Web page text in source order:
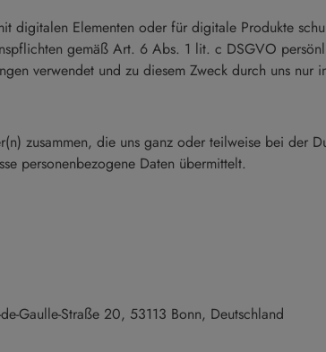
digitalen Elementen oder für digitale Produkte
gemäß Art. 6 Abs. 1 lit. c DSGVO
verwendet und zu diesem Zweck durch uns nur
zusammen, die uns ganz oder teilweise bei der
personenbezogene Daten übermittelt.
Gaulle-Straße 20, 53113 Bonn, Deutschland